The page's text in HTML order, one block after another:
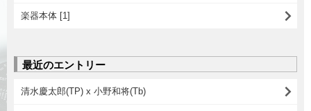
楽器本体 [1]
最近のエントリー
清水慶太郎(TP) x 小野和将(Tb)